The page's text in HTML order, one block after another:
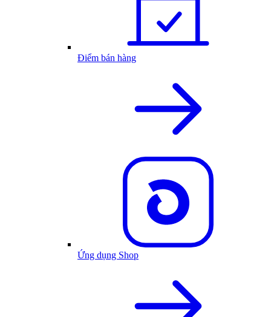
Điểm bán hàng
Ứng dụng Shop